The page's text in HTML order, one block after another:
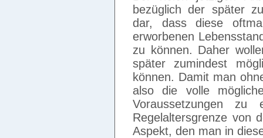
bezüglich der später
dar, dass diese
erworbenen
zu können. Daher
später zumindest
können. Damit man
also die volle
Voraussetzungen
Regelaltersgrenze von
Aspekt, den man in